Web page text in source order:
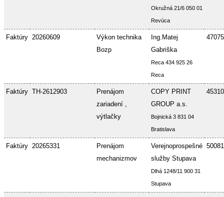
Okružná 21/6 050 01
Revúca
Faktúry 20260609
Výkon technika
Bozp
Ing.Matej
Gabriška
Reca 434 925 26
Reca
Faktúry TH-2612903
Prenájom
zariadení ,
výtlačky
COPY PRINT
GROUP a.s.
Bojnická 3 831 04
Bratislava
Faktúry 20265331
Prenájom
mechanizmov
Verejnoprospešné
služby Stupava
Dlhá 1248/11 900 31
Stupava